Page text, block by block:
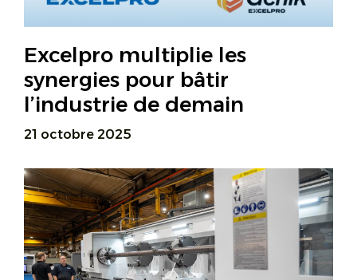
Excelpro multiplie les
synergies pour bâtir
l’industrie de demain
21 octobre 2025